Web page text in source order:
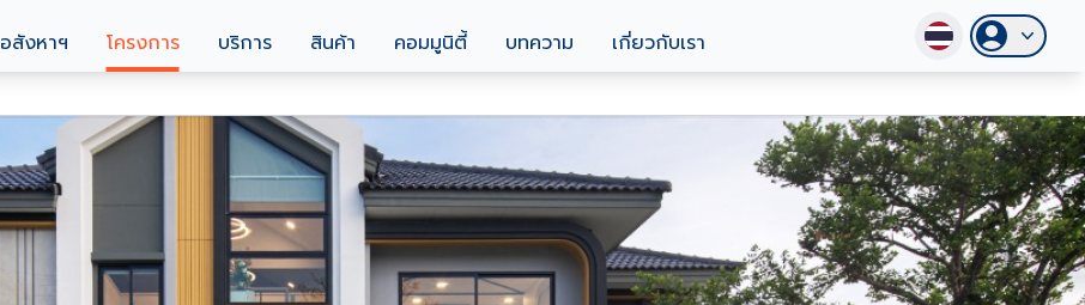
อสังหาฯ โครงการ บริการ สินค้า คอมมูนิตี้ บทความ เกี่ยวกับเรา